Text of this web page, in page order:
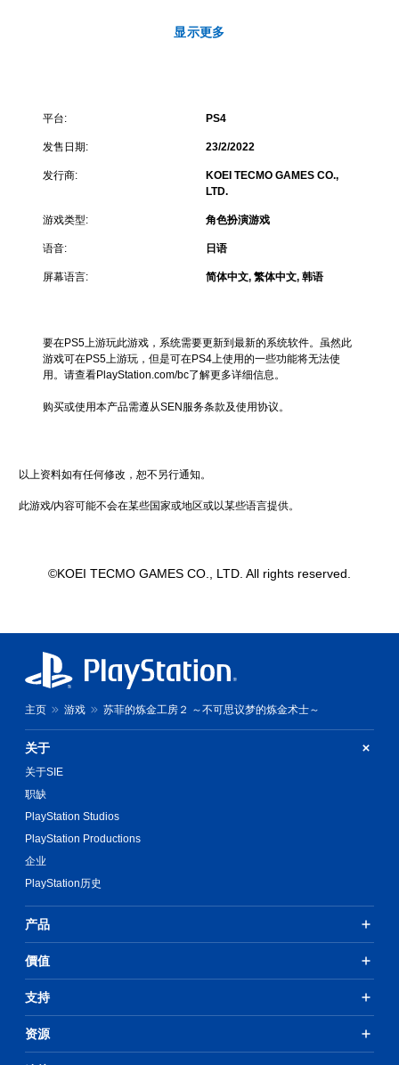
显示更多
平台: PS4
发售日期: 23/2/2022
发行商:
KOEI TECMO GAMES CO.,
LTD.
游戏类型: 角色扮演游戏
语音: 日语
屏幕语言: 简体中文, 繁体中文, 韩语
要在PS5上游玩此游戏，系统需要更新到最新的系统软件。虽然此
游戏可在PS5上游玩，但是可在PS4上使用的一些功能将无法使
用。请查看PlayStation.com/bc了解更多详细信息。
购买或使用本产品需遵从SEN服务条款及使用协议。
以上资料如有任何修改，恕不另行通知。
此游戏/内容可能不会在某些国家或地区或以某些语言提供。
©KOEI TECMO GAMES CO., LTD. All rights reserved.
主页 游戏 苏菲的炼金工房２ ～不可思议梦的炼金术士～
关于
关于SIE
职缺
PlayStation Studios
PlayStation Productions
企业
PlayStation历史
产品
價值
支持
资源